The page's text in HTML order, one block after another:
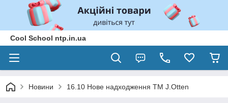
Cool School ntp.in.ua
Новини 16.10 Нове надходження ТМ J.Otten